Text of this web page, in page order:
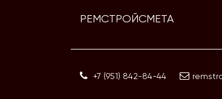
РЕМСТРОЙСМЕТА
+7 (951) 842-84-44